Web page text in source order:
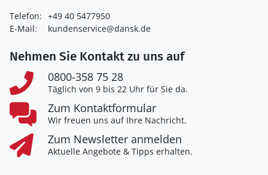
Telefon: +49 40 5477950
E-Mail:
kundenservice@dansk.de
Nehmen Sie Kontakt zu uns auf
0800-358 75 28
Täglich von 9 bis 22 Uhr für Sie da.
Zum Kontaktformular
Wir freuen uns auf Ihre Nachricht.
Zum Newsletter anmelden
Aktuelle Angebote & Tipps erhalten.